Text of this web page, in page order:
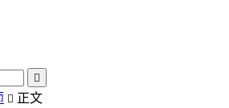

 正文